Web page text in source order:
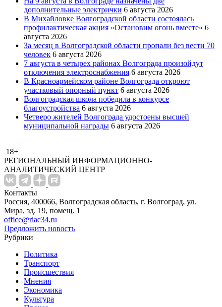
дополнительные электрички 6 августа 2026
В Михайловке Волгоградской области состоялась
профилактическая акция «Остановим огонь вместе» 6
августа 2026
За месяц в Волгоградской области пропали без вести 70
человек 6 августа 2026
7 августа в четырех районах Волгограда произойдут
отключения электроснабжения 6 августа 2026
В Красноармейском районе Волгограда откроют
участковый опорный пункт 6 августа 2026
Волгоградская школа победила в конкурсе
благоустройства 6 августа 2026
Четверо жителей Волгограда удостоены высшей
муниципальной награды 6 августа 2026
18+
РЕГИОНАЛЬНЫЙ ИНФОРМАЦИОННО-
АНАЛИТИЧЕСКИЙ ЦЕНТР
Контакты
Россия, 400066, Волгоградская область, г. Волгоград, ул.
Мира, зд. 19, помещ. 1
office@riac34.ru
Предложить новость
Рубрики
Политика
Транспорт
Происшествия
Мнения
Экономика
Культура